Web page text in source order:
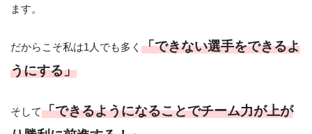
ます。
だからこそ私は1人でも多く 「できない選手をできるよ
うにする」
そして「できるようになることでチーム力が上が